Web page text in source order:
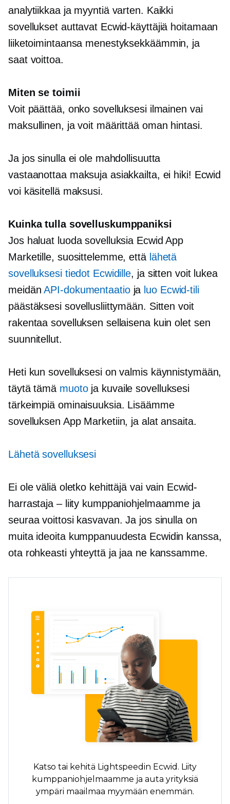
analytiikkaa ja myyntiä varten. Kaikki
sovellukset auttavat Ecwid-käyttäjiä hoitamaan
liiketoimintaansa menestyksekkäämmin, ja
saat voittoa.
Miten se toimii
Voit päättää, onko sovelluksesi ilmainen vai
maksullinen, ja voit määrittää oman hintasi.
Ja jos sinulla ei ole mahdollisuutta
vastaanottaa maksuja asiakkailta, ei hiki! Ecwid
voi käsitellä maksusi.
Kuinka tulla sovelluskumppaniksi
Jos haluat luoda sovelluksia Ecwid App
Marketille, suosittelemme, että lähetä
sovelluksesi tiedot Ecwidille, ja sitten voit lukea
meidänAPI-dokumentaatioja luo Ecwid-tili
päästäksesi sovellusliittymään. Sitten voit
rakentaa sovelluksen sellaisena kuin olet sen
suunnitellut.
Heti kun sovelluksesi on valmis käynnistymään,
täytä tämä muotoja kuvaile sovelluksesi
tärkeimpiä ominaisuuksia. Lisäämme
sovelluksen App Marketiin, ja alat ansaita.
Lähetä sovelluksesi
Ei ole väliä oletko kehittäjä vai vain Ecwid-
harrastaja – liity kumppaniohjelmaamme ja
seuraa voittosi kasvavan. Ja jos sinulla on
muita ideoita kumppanuudesta Ecwidin kanssa,
ota rohkeasti yhteyttä ja jaa ne kanssamme.
Katso tai kehitä Lightspeedin Ecwid. Liity
kumppaniohjelmaamme ja auta yrityksiä
ympäri maailmaa myymään enemmän.